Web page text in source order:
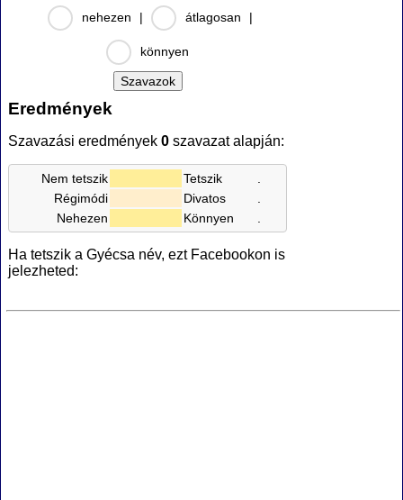
nehezen
| átlagosan |
könnyen
Eredmények
Szavazási eredmények 0 szavazat alapján:
Nem tetszik Tetszik
Régimódi
Divatos
Nehezen
Könnyen
Ha tetszik a Gyécsa név, ezt Facebookon is
jelezheted: